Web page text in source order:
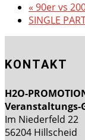
« 90er vs
SINGLE
KONTAKT
H2O-
Veranstaltungs-
Im Niederfeld 22
56204 Hillscheid